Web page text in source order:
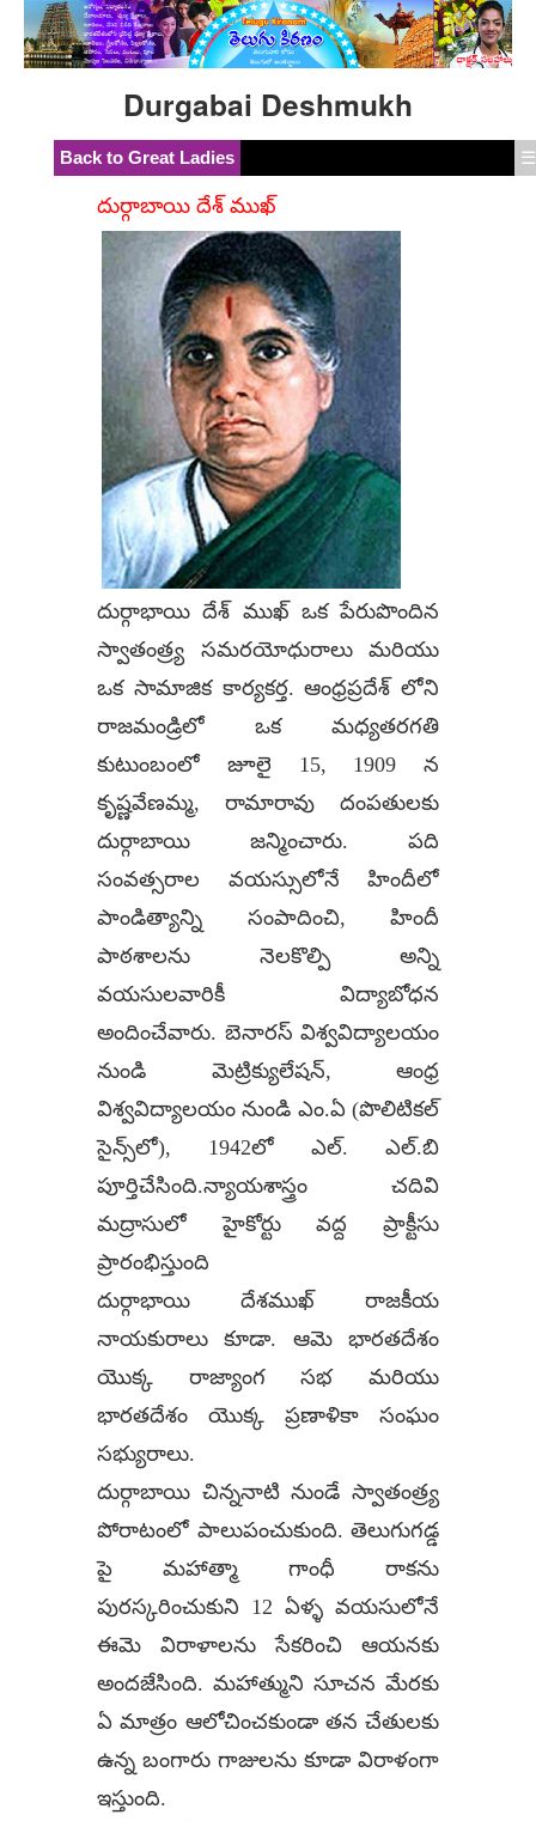
Durgabai Deshmukh
Back to Great Ladies ☰
దుర్గాబాయి దేశ్ ముఖ్
దుర్గాభాయి దేశ్ ముఖ్ ఒక పేరుపొందిన
స్వాతంత్ర్య సమరయోధురాలు మరియు
ఒక సామాజిక కార్యకర్త. ఆంధ్రప్రదేశ్ లోని
రాజమండ్రిలో ఒక మధ్యతరగతి
కుటుంబంలో జూలై 15, 1909 న
కృష్ణవేణమ్మ, రామారావు దంపతులకు
దుర్గాబాయి జన్మించారు. పది
సంవత్సరాల వయస్సులోనే హిందీలో
పాండిత్యాన్ని సంపాదించి, హిందీ
పాఠశాలను నెలకొల్పి అన్ని
వయసులవారికీ విద్యాబోధన
అందించేవారు. బెనారస్‌ విశ్వవిద్యాలయం
నుండి మెట్రిక్యులేషన్‌, ఆంధ్ర
విశ్వవిద్యాలయం నుండి ఎం.ఏ (పొలిటికల్‌
సైన్స్‌లో), 1942లో ఎల్‌. ఎల్‌.బి
పూర్తిచేసింది.న్యాయశాస్త్రం చదివి
మద్రాసులో హైకోర్టు వద్ద ప్రాక్టీసు
ప్రారంభిస్తుంది
దుర్గాభాయి దేశముఖ్ రాజకీయ
నాయకురాలు కూడా. ఆమె భారతదేశం
యొక్క రాజ్యాంగ సభ మరియు
భారతదేశం యొక్క ప్రణాళికా సంఘం
సభ్యురాలు.
దుర్గాబాయి చిన్ననాటి నుండే స్వాతంత్ర్య
పోరాటంలో పాలుపంచుకుంది. తెలుగుగడ్డ
పై మహాత్మా గాంధీ రాకను
పురస్కరించుకుని 12 ఏళ్ళ వయసులోనే
ఈమె విరాళాలను సేకరించి ఆయనకు
అందజేసింది. మహాత్ముని సూచన మేరకు
ఏ మాత్రం ఆలోచించకుండా తన చేతులకు
ఉన్న బంగారు గాజులను కూడా విరాళంగా
ఇస్తుంది.